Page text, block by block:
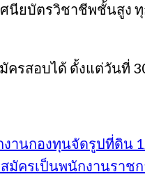
นียบัตรวิชาชีพชั้นสูง
รสอบได้ ดั้งแต่วันที่
านกองทุนจัดรูปที่ดิน
มัครเป็นพนักงานราช